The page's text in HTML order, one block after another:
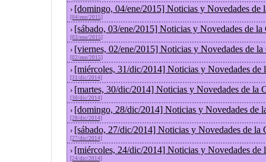
› [domingo, 04/ene/2015] Noticias y Novedades de
[04/ene/2015]
› [sábado, 03/ene/2015] Noticias y Novedades de la
[03/ene/2015]
› [viernes, 02/ene/2015] Noticias y Novedades de
[02/ene/2015]
› [miércoles, 31/dic/2014] Noticias y Novedades de
[31/dic/2014]
› [martes, 30/dic/2014] Noticias y Novedades de la
[30/dic/2014]
› [domingo, 28/dic/2014] Noticias y Novedades de
[28/dic/2014]
› [sábado, 27/dic/2014] Noticias y Novedades de la
[27/dic/2014]
› [miércoles, 24/dic/2014] Noticias y Novedades de
[24/dic/2014]